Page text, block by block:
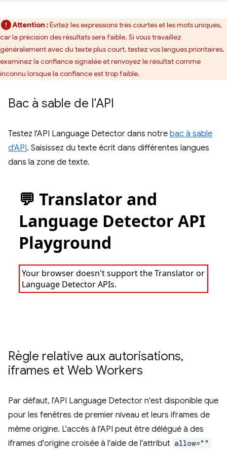
Attention :Évitez les expressions très courtes et les mots uniques,
car la précision des résultats sera faible. Si vous travaillez
généralement avec du texte plus court, testez vos langues prioritaires,
examinez la confiance signalée et renvoyez le résultat comme
inconnu lorsque la confiance est trop faible.
Bac à sable de l'API
Testez l'API Language Detector dans notre bac à sable
d'API. Saisissez du texte écrit dans différentes langues
dans la zone de texte.
Règle relative aux autorisations,
iframes et Web Workers
Par défaut, l'API Language Detector n'est disponible que
pour les fenêtres de premier niveau et leurs iframes de
même origine. L'accès à l'API peut être délégué à des
iframes d'origine croisée à l'aide de l'attribut allow=""